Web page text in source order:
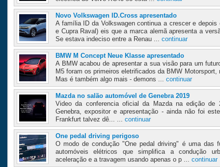
Novo Volkswagen ID.Cross apresentado
A família ID da Volkswagen continua a crescer e
e Cupra Raval) eis que a marca alemã apresenta a
Se estava indeciso entre a Renau ... continuar
BMW M Concept Neue Klasse apresentado
A BMW acabou de apresentar a sua visão para um
M5 foram os primeiros eletrificados da BMW
Mas é também algo mais - demons ... continuar
Mazda no salão automóvel de Genebra 2019
Video da conferencia oficial da Mazda na edição de
Genebra, expositor e apresentação - ainda não foi
Frankfurt talvez dê... ... continuar
One pedal driving perigoso
O modo de condução "One pedal driving" é uma das
automóveis elétricos que simplifica a condução
aceleração e a travagem usando apenas o p ... continuar